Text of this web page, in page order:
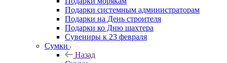
Подарки системным администраторам
Подарки на День строителя
Подарки ко Дню шахтера
Сувениры к 23 февраля
Сумки
Назад